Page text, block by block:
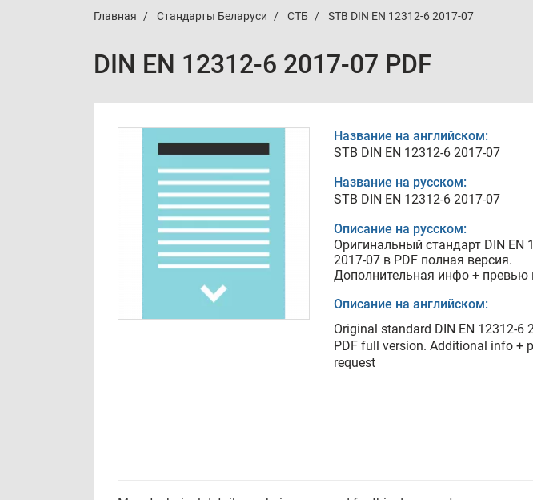
Главная Стандарты Беларуси СТБ STB DIN EN 12312-6 2017-07
DIN EN 12312-6 2017-07 PDF
Название на английском:
STB DIN EN 12312-6 2017-07
Название на русском:
STB DIN EN 12312-6 2017-07
Описание на русском:
Оригинальный стандарт DIN EN
2017-07 в PDF полная версия.
Дополнительная инфо + превью
Описание на английском:
Original standard DIN EN 12312-6
PDF full version. Additional info +
request